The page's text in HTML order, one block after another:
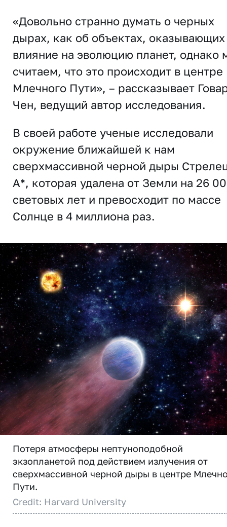
«Довольно странно думать о черных
дырах, как об объектах, оказывающих
влияние на эволюцию планет, однако
считаем, что это происходит в центре
Млечного Пути», – рассказывает
Чен, ведущий автор исследования.
В своей работе ученые исследовали
окружение ближайшей к нам
сверхмассивной черной дыры
A*, которая удалена от Земли на 26
световых лет и превосходит по массе
Солнце в 4 миллиона раз.
Потеря атмосферы нептуноподобной
экзопланетой под действием излучения от
сверхмассивной черной дыры в центре
Пути.
Credit: Harvard University